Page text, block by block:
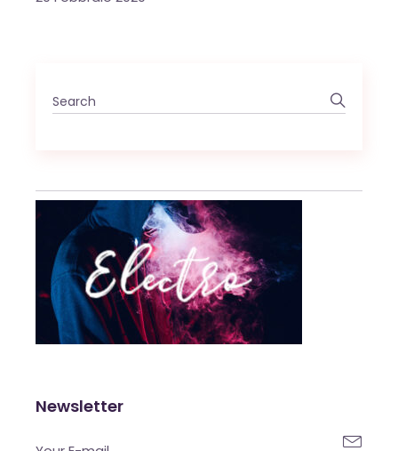
Newsletter
